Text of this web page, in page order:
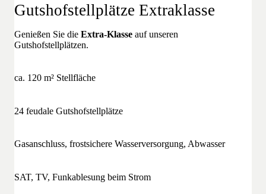
Gutshofstellplätze Extraklasse
Genießen Sie die Extra-Klasse auf unseren
Gutshofstellplätzen.
ca. 120 m² Stellfläche
24 feudale Gutshofstellplätze
Gasanschluss, frostsichere Wasserversorgung, Abwasser
SAT, TV, Funkablesung beim Strom